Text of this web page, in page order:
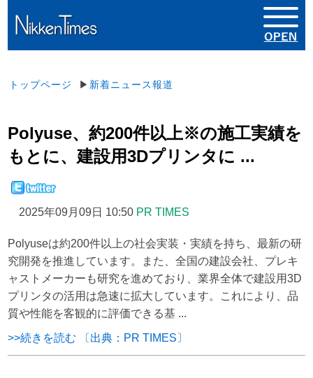
トップページ ▶ 新着ニュース報道
Polyuse、約200件以上※の施工実績を
もとに、建設用3Dプリンタに ...
2025年09月09日 10:50 PR TIMES
Polyuseは約200件以上の社会実装・実績を持ち、最新の研
究開発を推進しています。また、全国の建設会社、プレキ
ャストメーカーも研究を進めており、業界全体で建設用3D
プリンタの活用は急速に拡大しています。これにより、品
質や性能を客観的に評価できる基 ...
>>続きを読む 〔出典：PR TIMES〕